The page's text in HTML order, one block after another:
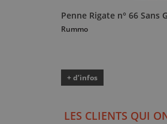
Penne Rigate n° 66 Sans
Rummo
+ d’infos
LES CLIENTS QUI